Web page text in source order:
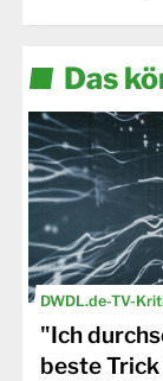
Das
DWDL.de-TV-
"Ich
beste